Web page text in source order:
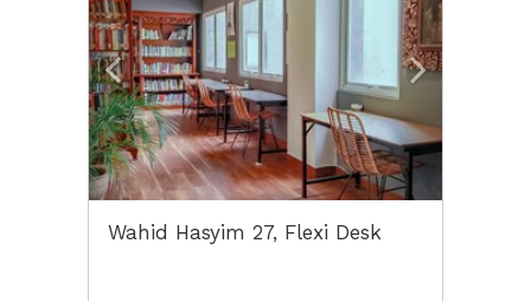
Wahid Hasyim 27, Flexi Desk